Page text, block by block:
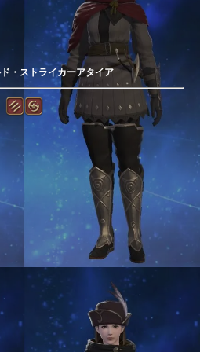
・ストライカーアタイア